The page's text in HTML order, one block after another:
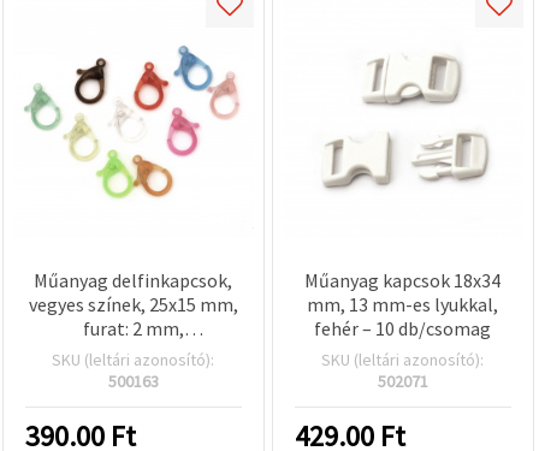
Műanyag delfinkapcsok,
vegyes színek, 25x15 mm,
furat: 2 mm,
ékszerkészítéshez és DIY
hobbi kézműves
db/csomag
SKU (leltári azonosító):
500163
390.00 Ft
Műanyag kapcsok 18x34
mm, 13 mm-es lyukkal,
fehér – 10 db/csomag
SKU (leltári azonosító):
502071
429.00 Ft